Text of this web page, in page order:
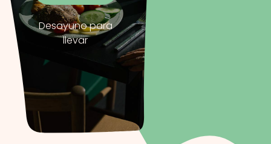
Desayuno para
llevar